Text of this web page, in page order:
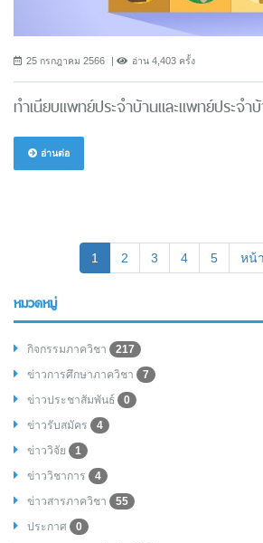
25 กรกฎาคม 2566 อ่าน 4,403 ครั้ง
ทำเนียบแพทย์ประจำบ้านและแพทย์ประจำ
อ่านต่อ
1 (current)
2 3 4 5 หน้
หมวดหมู่
กิจกรรมภาควิชา
217
ข่าวการศึกษาภาควิชา
7
ข่าวประชาสัมพันธ์
0
ข่าวรับสมัคร
4
ข่าววิจัย
1
ข่าววิชาการ
4
ข่าวสารภาควิชา
55
ประกาศ
0